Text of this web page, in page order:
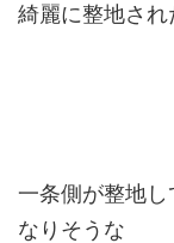
綺麗に整地さ
一条側が整地
なりそうな